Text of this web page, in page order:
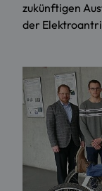
zukünftigen
der